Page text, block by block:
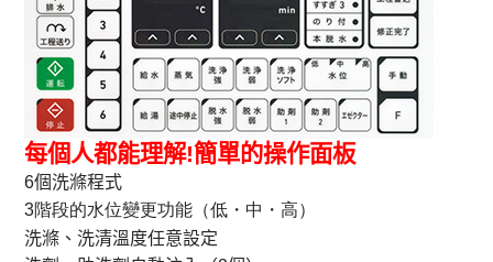
每個人都能理解!簡單的操作面板
6個洗滌程式
3階段的水位變更功能（低・中・高）
洗滌、洗清溫度任意設定